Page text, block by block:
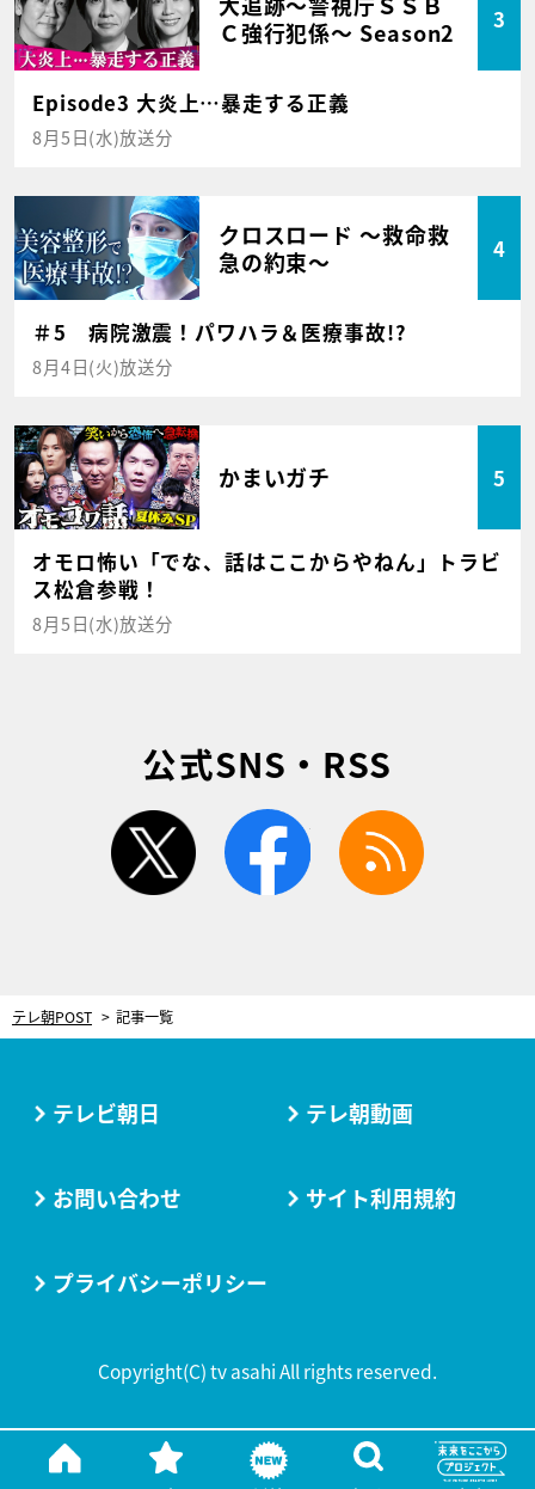
Ｃ強行犯係～ Season2
3
Episode3 大炎上…暴走する正義
8月5日(水)放送分
クロスロード ～救命救
急の約束～
4
＃5 病院激震！パワハラ＆医療事故!?
8月4日(火)放送分
かまいガチ 5
オモロ怖い「でな、話はここからやねん」トラビ
ス松倉参戦！
8月5日(水)放送分
公式SNS・RSS
twitter facebook
テレ朝POST 記事一覧
テレビ朝日 テレ朝動画
お問い合わせ サイト利用規約
プライバシーポリシー
Copyright(C) tv asahi All rights reserved.